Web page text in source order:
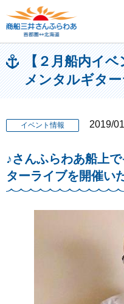
【２月船内イ
メンタルギタ
イベント情報 2019/
♪さんふらわあ船上
ターライブを開催い